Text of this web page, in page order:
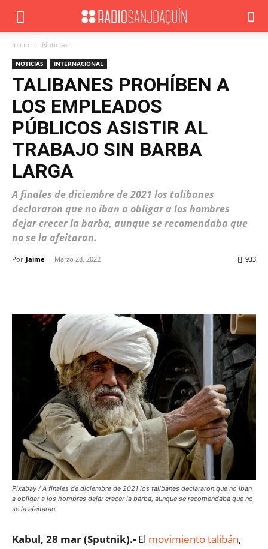
Inicio Noticias
NOTICIAS INTERNACIONAL
TALIBANES PROHÍBEN A
LOS EMPLEADOS
PÚBLICOS ASISTIR AL
TRABAJO SIN BARBA
LARGA
A finales de diciembre de 2021 los talibanes
declararon que no iban a obligar a los hombres
dejar crecer la barba, aunque se recomendaba que
no se la afeitaran.
Por Jaime - Marzo 28, 2022 933
Pixabay / A finales de diciembre de 2021 los talibanes declararon que no iban
a obligar a los hombres dejar crecer la barba, aunque se recomendaba que no
se la afeitaran.
Kabul, 28 mar (Sputnik).- El movimiento talibán,